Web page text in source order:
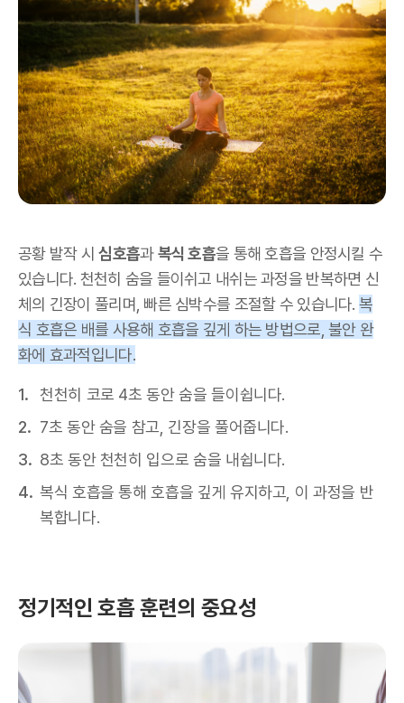
공황 발작 시심호흡과복식 호흡을 통해 호흡을 안정시킬 수
있습니다. 천천히 숨을 들이쉬고 내쉬는 과정을 반복하면 신
체의 긴장이 풀리며, 빠른 심박수를 조절할 수 있습니다. 복
식 호흡은 배를 사용해 호흡을 깊게 하는 방법으로, 불안 완
화에 효과적입니다.
천천히 코로 4초 동안 숨을 들이쉽니다.
7초 동안 숨을 참고, 긴장을 풀어줍니다.
8초 동안 천천히 입으로 숨을 내쉽니다.
복식 호흡을 통해 호흡을 깊게 유지하고, 이 과정을 반
복합니다.
정기적인 호흡 훈련의 중요성